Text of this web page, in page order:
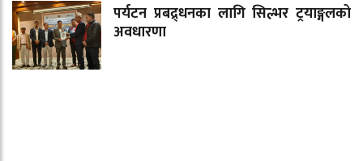
पर्यटन प्रबद्र्धनका लागि सिल्भर ट्रयाङ्गलको
अवधारणा